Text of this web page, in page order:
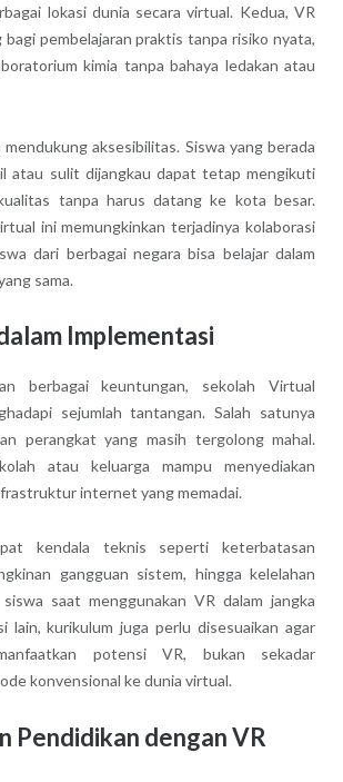
lokasi dunia secara virtual. Kedua, VR
bagi pembelajaran praktis tanpa risiko nyata,
kimia tanpa bahaya ledakan atau
aksesibilitas. Siswa yang berada
atau sulit dijangkau dapat tetap mengikuti
tanpa harus datang ke kota besar.
ini memungkinkan terjadinya kolaborasi
dari berbagai negara bisa belajar dalam
sama.
Implementasi
berbagai keuntungan, sekolah Virtual
sejumlah tantangan. Salah satunya
perangkat yang masih tergolong mahal.
atau keluarga mampu menyediakan
internet yang memadai.
kendala teknis seperti keterbatasan
gangguan sistem, hingga kelelahan
saat menggunakan VR dalam jangka
lain, kurikulum juga perlu disesuaikan agar
potensi VR, bukan sekadar
konvensional ke dunia virtual.
Pendidikan dengan VR